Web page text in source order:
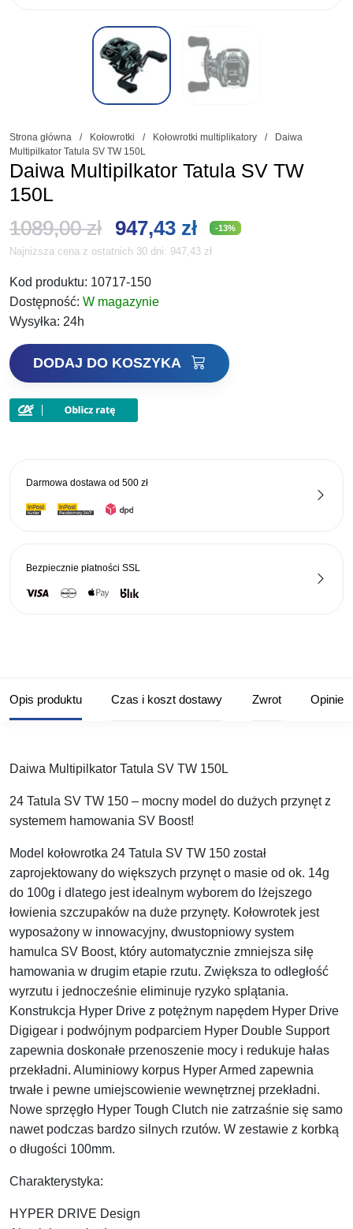
Strona główna / Kołowrotki / Kołowrotki multiplikatory /
Daiwa
Multipilkator Tatula SV TW 150L
Daiwa Multipilkator Tatula SV TW
150L
1089,00zł Pierwotna
cena
wynosiła:
947,43 złAktualna
cena
-13%
Najniższa cena z ostatnich 30 dni: 947,43 zł
Kod produktu: 10717-150
Dostępność: W magazynie
Wysyłka: 24h
ilość
Daiwa
Tatula
DODAJ DO KOSZYKA
Darmowa dostawa od 500 zł
Bezpiecznie płatności SSL
Opis produktu Czas i koszt dostawy Zwrot Opinie
Daiwa Multipilkator Tatula SV TW 150L
24 Tatula SV TW 150 – mocny model do dużych przynęt z
systemem hamowania SV Boost!
Model kołowrotka 24 Tatula SV TW 150 został
zaprojektowany do większych przynęt o masie od ok. 14g
do 100g i dlatego jest idealnym wyborem do lżejszego
łowienia szczupaków na duże przynęty. Kołowrotek jest
wyposażony w innowacyjny, dwustopniowy system
hamulca SV Boost, który automatycznie zmniejsza siłę
hamowania w drugim etapie rzutu. Zwiększa to odległość
wyrzutu i jednocześnie eliminuje ryzyko splątania.
Konstrukcja Hyper Drive z potężnym napędem Hyper Drive
Digigear i podwójnym podparciem Hyper Double Support
zapewnia doskonałe przenoszenie mocy i redukuje hałas
przekładni. Aluminiowy korpus Hyper Armed zapewnia
trwałe i pewne umiejscowienie wewnętrznej przekładni.
Nowe sprzęgło Hyper Tough Clutch nie zatrzaśnie się samo
nawet podczas bardzo silnych rzutów. W zestawie z korbką
o długości 100mm.
Charakterystyka:
HYPER DRIVE Design